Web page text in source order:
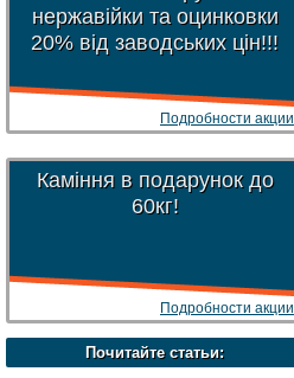
нержавійки та оцинковки
20% від заводських цін!!!
Подробности акции
Каміння в подарунок до
60кг!
Подробности акции
Почитайте статьи: